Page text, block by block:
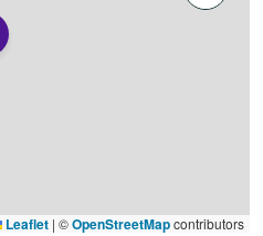
Leaflet | ©OpenStreetMapcontributors